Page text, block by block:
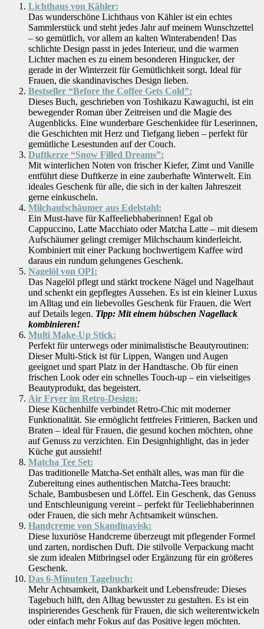
Lichthaus von Kähler:
Das wunderschöne Lichthaus von Kähler ist ein echtes
Sammlerstück und steht jedes Jahr auf meinem Wunschzettel
– so gemütlich, vor allem an kalten Winterabenden! Das
schlichte Design passt in jedes Interieur, und die warmen
Lichter machen es zu einem besonderen Hingucker, der
gerade in der Winterzeit für Gemütlichkeit sorgt. Ideal für
Frauen, die skandinavisches Design lieben.
Bestseller “Before the Coffee Gets Cold”:
Dieses Buch, geschrieben von Toshikazu Kawaguchi, ist ein
bewegender Roman über Zeitreisen und die Magie des
Augenblicks. Eine wunderbare Geschenkidee für Leserinnen,
die Geschichten mit Herz und Tiefgang lieben – perfekt für
gemütliche Lesestunden auf der Couch.
Duftkerze “Snow Filled Dreams”:
Mit winterlichen Noten von frischer Kiefer, Zimt und Vanille
entführt diese Duftkerze in eine zauberhafte Winterwelt. Ein
ideales Geschenk für alle, die sich in der kalten Jahreszeit
gerne einkuscheln.
Milchaufschäumer aus Edelstahl:
Ein Must-have für Kaffeeliebhaberinnen! Egal ob
Cappuccino, Latte Macchiato oder Matcha Latte – mit diesem
Aufschäumer gelingt cremiger Milchschaum kinderleicht.
Kombiniert mit einer Packung hochwertigem Kaffee wird
daraus ein rundum gelungenes Geschenk.
Nagelöl von OPI:
Das Nagelöl pflegt und stärkt trockene Nägel und Nagelhaut
und schenkt ein gepflegtes Aussehen. Es ist ein kleiner Luxus
im Alltag und ein liebevolles Geschenk für Frauen, die Wert
auf Details legen. Tipp: Mit einem hübschen Nagellack
kombinieren!
Multi Make-Up Stick:
Perfekt für unterwegs oder minimalistische Beautyroutinen:
Dieser Multi-Stick ist für Lippen, Wangen und Augen
geeignet und spart Platz in der Handtasche. Ob für einen
frischen Look oder ein schnelles Touch-up – ein vielseitiges
Beautyprodukt, das begeistert.
Air Fryer im Retro-Design:
Diese Küchenhilfe verbindet Retro-Chic mit moderner
Funktionalität. Sie ermöglicht fettfreies Frittieren, Backen und
Braten – ideal für Frauen, die gesund kochen möchten, ohne
auf Genuss zu verzichten. Ein Designhighlight, das in jeder
Küche gut aussieht!
Matcha Tee Set:
Das traditionelle Matcha-Set enthält alles, was man für die
Zubereitung eines authentischen Matcha-Tees braucht:
Schale, Bambusbesen und Löffel. Ein Geschenk, das Genuss
und Entschleunigung vereint – perfekt für Teeliebhaberinnen
oder Frauen, die sich mehr Achtsamkeit wünschen.
Handcreme von Skandinavisk:
Diese luxuriöse Handcreme überzeugt mit pflegender Formel
und zarten, nordischen Duft. Die stilvolle Verpackung macht
sie zum idealen Mitbringsel oder Ergänzung für ein größeres
Geschenk.
Das 6-Minuten Tagebuch:
Mehr Achtsamkeit, Dankbarkeit und Lebensfreude: Dieses
Tagebuch hilft, den Alltag bewusster zu gestalten. Es ist ein
inspirierendes Geschenk für Frauen, die sich weiterentwickeln
oder einfach mehr Fokus auf das Positive legen möchten.